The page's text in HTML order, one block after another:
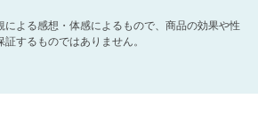
よる感想・体感によるもので、商品の効果や性
証するものではありません。